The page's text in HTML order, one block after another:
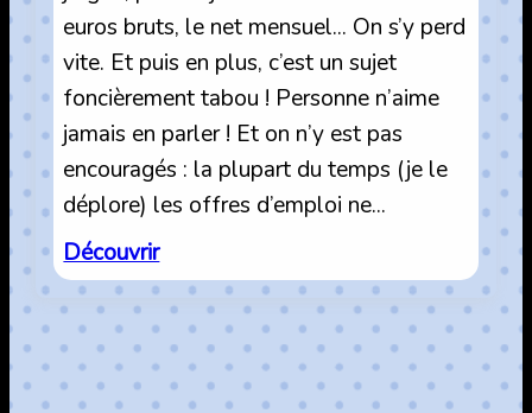
euros bruts, le net mensuel… On s’y perd
vite. Et puis en plus, c’est un sujet
foncièrement tabou ! Personne n’aime
jamais en parler ! Et on n’y est pas
encouragés : la plupart du temps (je le
déplore) les offres d’emploi ne…
Découvrir:
Augmentation
:
comment
négocier